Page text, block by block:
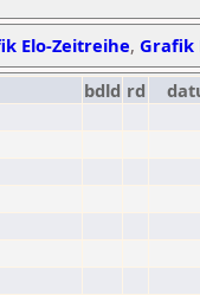
Elo-Zeitreihe, Grafik
bdld rd